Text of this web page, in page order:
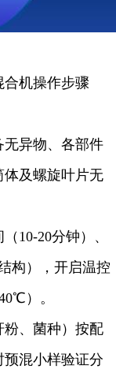
机操作步骤
异物、各部件
体及螺旋叶片无
10-20分钟）、
构），开启温控
）。
、菌种）按配
混小样验证分